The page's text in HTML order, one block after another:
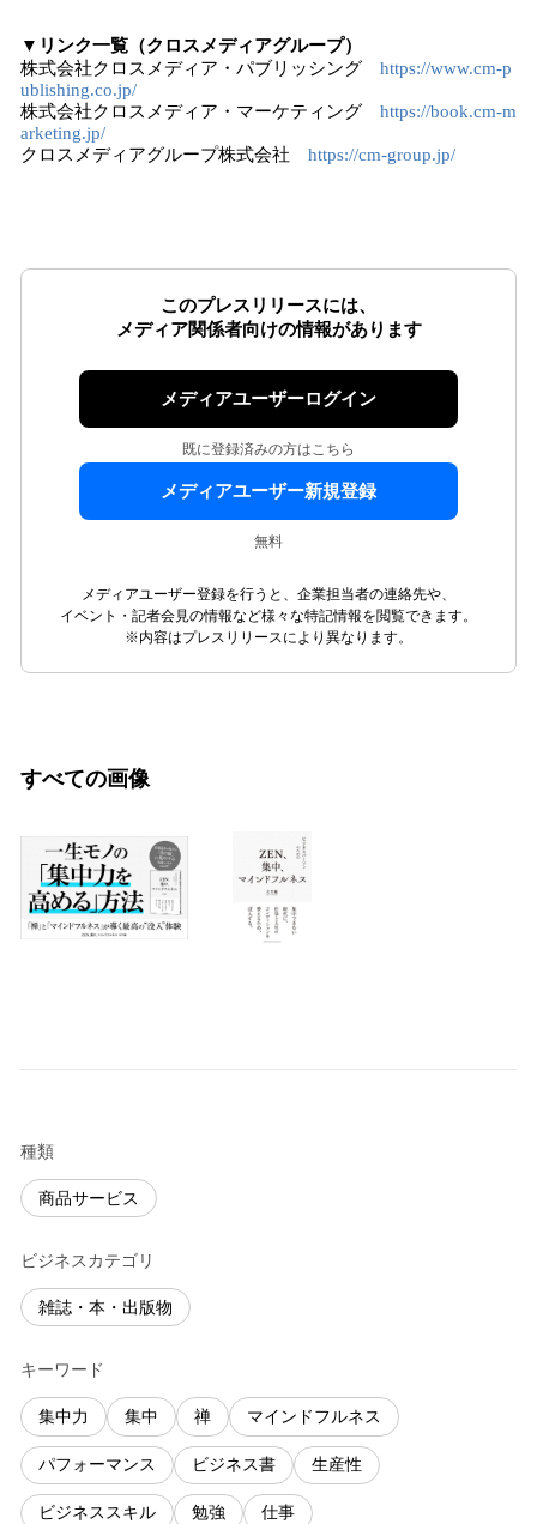
▼リンク一覧（クロスメディアグループ）
株式会社クロスメディア・パブリッシング https://www.cm-p
ublishing.co.jp/
株式会社クロスメディア・マーケティング https://book.cm-m
arketing.jp/
クロスメディアグループ株式会社 https://cm-group.jp/
このプレスリリースには、
メディア関係者向けの情報があります
メディアユーザーログイン
既に登録済みの方はこちら
メディアユーザー新規登録
無料
メディアユーザー登録を行うと、企業担当者の連絡先や、
イベント・記者会見の情報など様々な特記情報を閲覧できます。
※内容はプレスリリースにより異なります。
すべての画像
種類
商品サービス
ビジネスカテゴリ
雑誌・本・出版物
キーワード
集中力 集中 禅 マインドフルネス
パフォーマンス ビジネス書 生産性
ビジネススキル 勉強 仕事